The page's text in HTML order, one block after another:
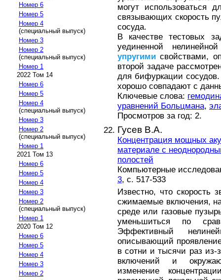
Номер 6
Номер 5
Номер 4
(специальный выпуск)
Номер 3
Номер 2
(специальный выпуск)
Номер 1
2022 Том 14
Номер 6
Номер 5
Номер 4
(специальный выпуск)
Номер 3
Номер 2
(специальный выпуск)
Номер 1
2021 Том 13
Номер 6
Номер 5
Номер 4
Номер 3
Номер 2
(специальный выпуск)
Номер 1
2020 Том 12
Номер 6
Номер 5
Номер 4
Номер 3
Номер 2
могут использоваться
связывающих скорость
сосуда.
В качестве тестовых
уединенной
упругими свойствами,
второй задаче
для бифуркации сосудов.
хорошо совпадают с
Ключевые слова:
уравнений Больцмана,
Просмотров за год: 2.
Гусев В.А.
Концентрация мощных
материале с
полостей
Компьютерные
3, с. 517-533
Известно, что скорость
сжимаемые включения,
среде или газовые
уменьшиться по
Эффективный
описывающий
в сотни и тысячи раз
включений и
изменение